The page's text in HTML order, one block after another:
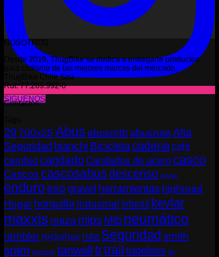
SÍGUENOS
NOSOTROS
Desde 2019, ThugBike se dedica a entregarte productos
para ciclismo de las mejores marcas del mercado.
ThugBike Chile Spa
Rut: 77.289.992-0
Contactos:
29 700x25 Abus abusmtb abusruta Alta
Seguridad bianchi Bicicleta cadenacafé
cambio candado Candados de acero casco
Cascos cascosabus descenso durolux
enduro exo gravel herramientas highroad
Hogar horquilla Industrial infantil kevlar
maxxis maza mips Mtb neumático
rambler rockshox ruta Seguridad smith
sram suntour tanwalltrtrail tubeless Xc